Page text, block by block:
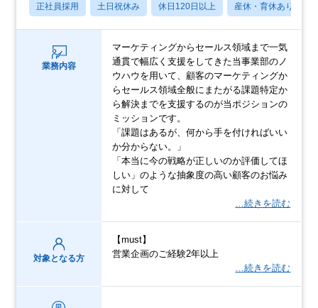
正社員採用 土日祝休み 休日120日以上 産休・育休あり
業務内容
マーケティングからセールス領域まで一気
通貫で幅広く支援をしてきた当事業部のノ
ウハウを用いて、顧客のマーケティングか
らセールス領域全般にまたがる課題特定か
ら解決までを支援するのが当ポジションの
ミッションです。
「課題はあるが、何から手を付ければいい
か分からない。」
「本当に今の戦略が正しいのか評価してほ
しい」のような抽象度の高い顧客のお悩み
に対して
…続きを読む
対象となる方
【must】
営業企画のご経験2年以上
…続きを読む